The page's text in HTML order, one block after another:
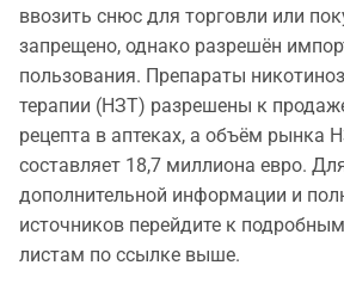
ввозить снюс для торговли или
запрещено, однако разрешён
пользования. Препараты
терапии (НЗТ) разрешены к
рецепта в аптеках, а объём рынка
составляет 18,7 миллиона евро.
дополнительной информации и
источников перейдите к
листам по ссылке выше.